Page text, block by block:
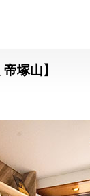
塚山】